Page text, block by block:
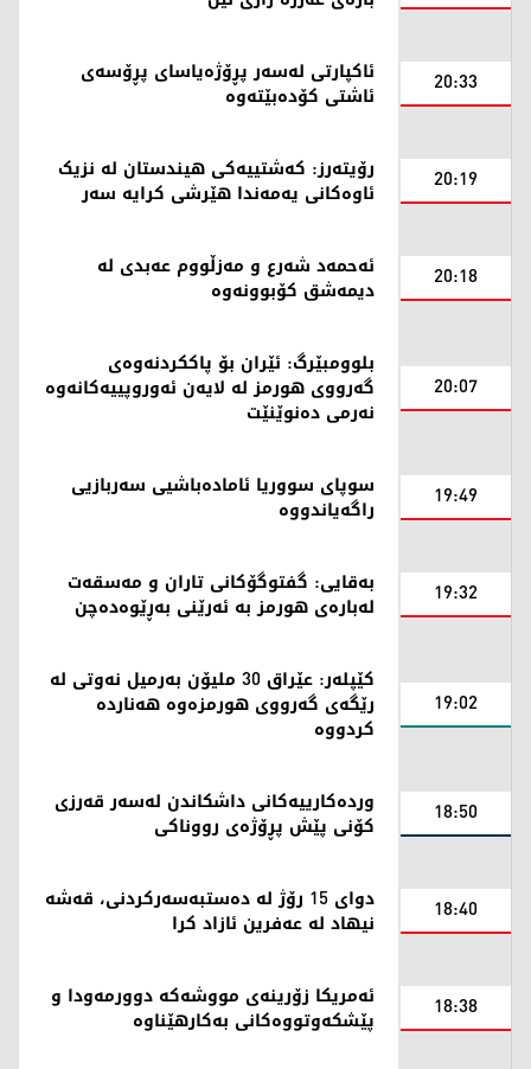
20:33 ئاکپارتی لەسەر پڕۆژەیاسای پڕۆسەی
ئاشتی کۆدەبێتەوە
20:19 رۆیتەرز: کەشتییەکی هیندستان لە نزیک
ئاوەکانی یەمەندا هێرشی کرایە سەر
20:18 ئەحمەد شەرع و مەزڵووم عەبدی لە
دیمەشق کۆبوونەوە
20:07
بلوومبێرگ: ئێران بۆ پاککردنەوەی
گەرووی هورمز لە لایەن ئەوروپییەکانەوە
نەرمی دەنوێنێت
19:49 سوپای سووریا ئامادەباشیی سەربازیی
راگەیاندووە
19:32 بەقایی: گفتوگۆکانی تاران و مەسقەت
لەبارەی هورمز بە ئەرێنی بەڕێوەدەچن
19:02
کێپلەر: عێراق 30 ملیۆن بەرمیل نەوتی لە
رێگەی گەرووی هورمزەوە هەناردە
کردووە
18:50 وردەکارییەکانی داشکاندن لەسەر قەرزی
کۆنی پێش پڕۆژەی رووناکی
18:40 دوای 15 رۆژ لە دەستبەسەرکردنی، قەشە
نیهاد لە عەفرین ئازاد کرا
18:38 ئەمریکا زۆرینەی مووشەکە دوورمەودا و
پێشکەوتووەکانی بەکارهێناوە